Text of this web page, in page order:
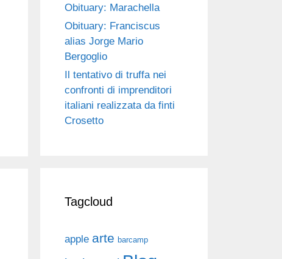
Obituary: Marachella
Obituary: Franciscus
alias Jorge Mario
Bergoglio
Il tentativo di truffa nei
confronti di imprenditori
italiani realizzata da finti
Crosetto
Tagcloud
apple arte barcamp